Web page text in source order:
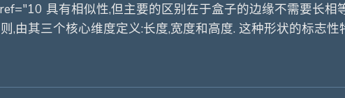
具有相似性,但主要的区别在于盒子的边缘不需要长
,由其三个核心维度定义:长度,宽度和高度. 这种形状的标志